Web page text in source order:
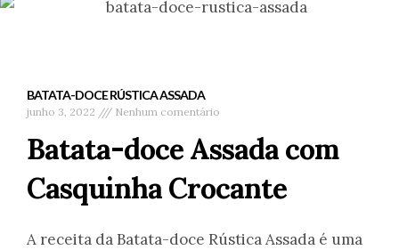
BATATA-DOCE RÚSTICA ASSADA
junho 3, 2022 Nenhum comentário
Batata-doce Assada com
Casquinha Crocante
A receita da Batata-doce Rústica Assada é uma